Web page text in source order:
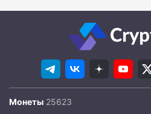
Монеты